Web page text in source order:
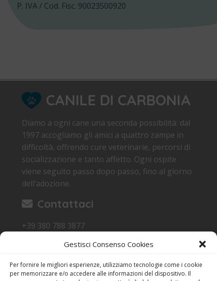
Gestisci Consenso Cookies
Per fornire le migliori esperienze, utilizziamo tecnologie come i cookie
per memorizzare e/o accedere alle informazioni del dispositivo. Il
P. IVA / Cod. Fisc. 90023500920
CANILE DI CARBONIA
Diamo a ogni cane una seconda possibilità: dal
1997 accogliamo gli amici a quattro zampe in
difficoltà, offrendo cure veterinarie, percorsi di
socializzazione e tanto affetto. Ogni ospite
viene seguito passo dopo passo, fino al giorno
dell’adozione.
Contattaci
+39 380 788 3877
Loc. Sa Terredda 09013 Carbonia SU
Orari di Visita